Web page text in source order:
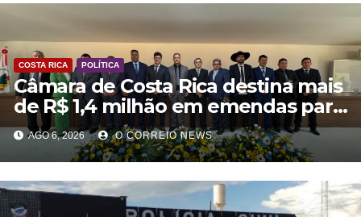
COSTA RICA POLÍTICA
Câmara de Costa Rica destina mais
de R$ 1,4 milhão em emendas para
investimentos em diversas áreas
AGO 6, 2026 O CORREIO NEWS